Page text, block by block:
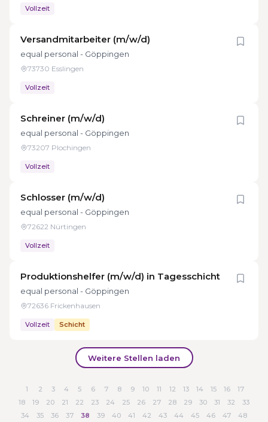
Vollzeit
Versandmitarbeiter (m/w/d)
equal personal - Göppingen
73730 Esslingen
Vollzeit
Schreiner (m/w/d)
equal personal - Göppingen
73207 Plochingen
Vollzeit
Schlosser (m/w/d)
equal personal - Göppingen
72622 Nürtingen
Vollzeit
Produktionshelfer (m/w/d) in Tagesschicht
equal personal - Göppingen
72636 Frickenhausen
Vollzeit Schicht
Weitere Stellen laden
1 2 3 4 5 6 7 8 9 10 11 12 13 14 15 16
17
18
19 20 21 22 23 24 25 26 27 28 29 30 31 32
33
34
35 36 37 38 39 40 41 42 43 44 45 46 47 48